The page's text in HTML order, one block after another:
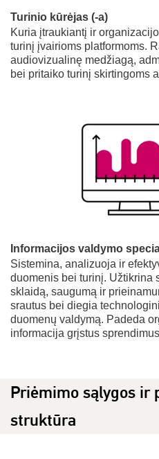
Turinio kūrėjas (-a)
Kuria įtraukiantį ir
turinį įvairioms platformoms.
audiovizualinę medžiagą,
bei pritaiko turinį skirtingoms
Informacijos valdymo
Sistemina, analizuoja ir
duomenis bei turinį. Užtikrina
sklaidą, saugumą ir
srautus bei diegia
duomenų valdymą. Padeda
informacija grįstus
Priėmimo sąlygos ir
struktūra